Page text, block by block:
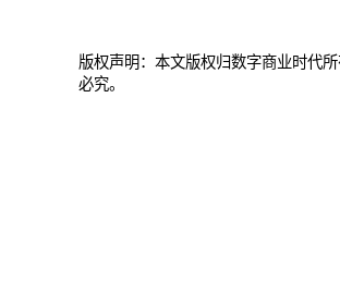
版权声明：本文版权归数字商业时代
必究。